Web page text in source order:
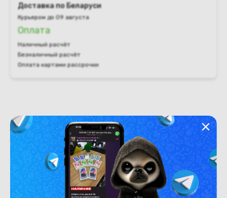
Доставка по Беларуси
Курьером до 09 августа
Оплата
Наличный расчёт
Безналичный расчёт
Оплата картами рассрочки
Характеристики Отзывы о магазине
Состояние
Состояние новый